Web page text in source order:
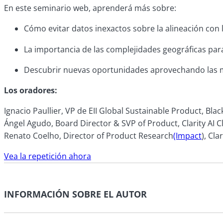
En este seminario web, aprenderá más sobre:
Cómo evitar datos inexactos sobre la alineación con
La importancia de las complejidades geográficas
Descubrir nuevas oportunidades aprovechando las
Los oradores:
Ignacio Paullier, VP de EII Global Sustainable Product,
Ángel Agudo, Board Director & SVP of Product, Clarity AI
Renato Coelho, Director of Product Research(Impact),
Vea la repetición ahora
INFORMACIÓN SOBRE EL AUTOR